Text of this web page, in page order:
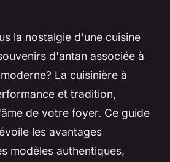
la nostalgie d'une cuisine
d'antan associée à
La cuisinière à
et tradition,
de votre foyer. Ce guide
les avantages
modèles authentiques,